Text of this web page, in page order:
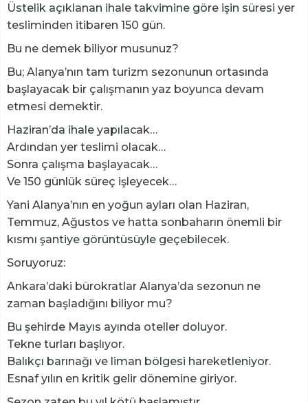
Üstelik açıklanan ihale takvimine göre işin süresi yer
tesliminden itibaren 150 gün.
Bu ne demek biliyor musunuz?
Bu; Alanya’nın tam turizm sezonunun ortasında
başlayacak bir çalışmanın yaz boyunca devam
etmesi demektir.
Haziran’da ihale yapılacak…
Ardından yer teslimi olacak…
Sonra çalışma başlayacak…
Ve 150 günlük süreç işleyecek…
Yani Alanya’nın en yoğun ayları olan Haziran,
Temmuz, Ağustos ve hatta sonbaharın önemli bir
kısmı şantiye görüntüsüyle geçebilecek.
Soruyoruz:
Ankara’daki bürokratlar Alanya’da sezonun ne
zaman başladığını biliyor mu?
Bu şehirde Mayıs ayında oteller doluyor.
Tekne turları başlıyor.
Balıkçı barınağı ve liman bölgesi hareketleniyor.
Esnaf yılın en kritik gelir dönemine giriyor.